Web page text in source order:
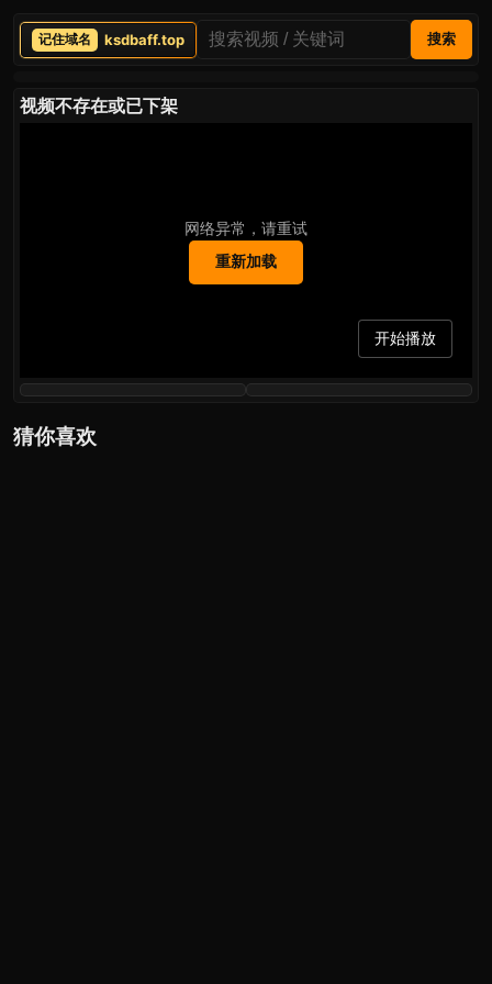
ksdbaff.top 搜索
视频不存在或已下架
网络异常，请重试
重新加载
开始播放
猜你喜欢